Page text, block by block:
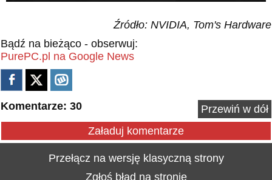
Źródło: NVIDIA, Tom's Hardware
Bądź na bieżąco - obserwuj:
PurePC.pl na Google News
Komentarze: 30
Przewiń w dół
Załaduj komentarze
Przełącz na wersję klasyczną strony
Zgłoś błąd na stronie